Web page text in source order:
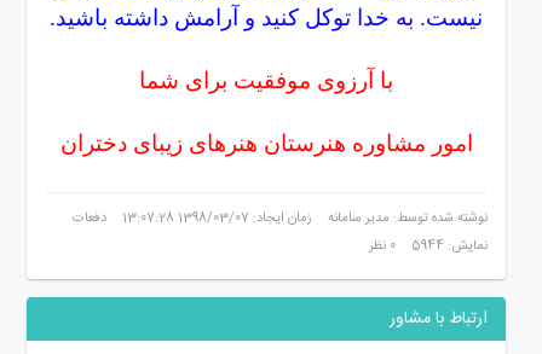
نیست. به خدا توکل کنید و آرامش داشته باشید.
با آرزوی موفقیت برای شما
امور مشاوره هنرستان هنرهای زیبای دختران
نوشته شده توسط: مدیر سامانه زمان ایجاد: 1398/03/07 13:07:28
دفعات
نمایش: 5944
0 نظر
ارتباط با مشاور